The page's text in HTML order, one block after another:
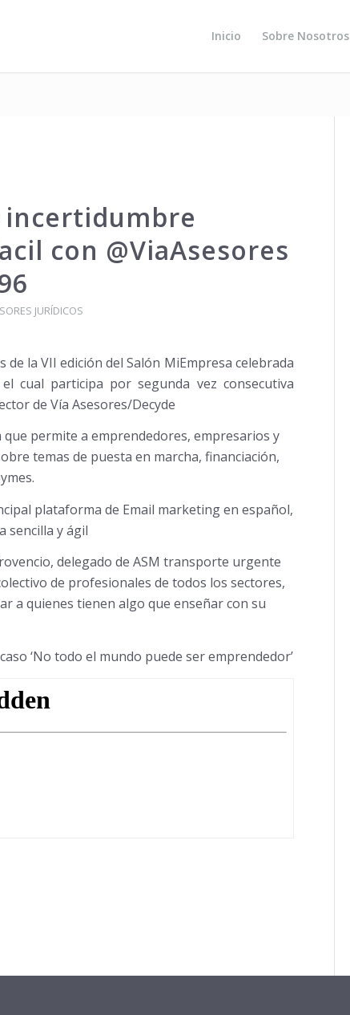
Inicio Sobre Nosotros
con @ViaAsesores
JURÍDICOS
la VII edición del Salón MiEmpresa celebrada
cual participa por segunda vez consecutiva
de Vía Asesores/Decyde
permite a emprendedores, empresarios y
temas de puesta en marcha, financiación,
plataforma de Email marketing en español,
sencilla y ágil
delegado de ASM transporte urgente
de profesionales de todos los sectores,
a quienes tienen algo que enseñar con su
‘No todo el mundo puede ser emprendedor’